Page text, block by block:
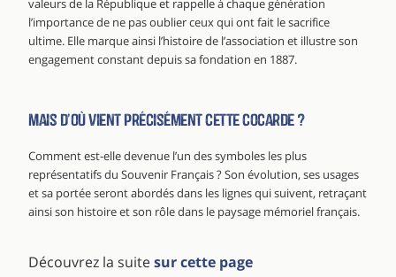
valeurs de la République et rappelle à chaque génération
l’importance de ne pas oublier ceux qui ont fait le sacrifice
ultime. Elle marque ainsi l’histoire de l’association et illustre son
engagement constant depuis sa fondation en 1887.
Mais d’où vient précisément cette cocarde ?
Comment est-elle devenue l’un des symboles les plus
représentatifs du Souvenir Français ? Son évolution, ses usages
et sa portée seront abordés dans les lignes qui suivent, retraçant
ainsi son histoire et son rôle dans le paysage mémoriel français.
Découvrez la suitesur cette page